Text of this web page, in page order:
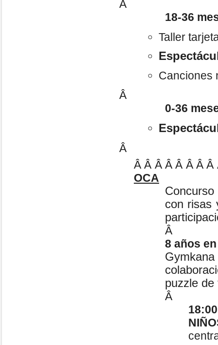
Â
18-36
Taller
Canciones
Â
0-36
Â
Â Â Â Â Â Â Â
OCA
con risas
Â
8 años
puzzle de
Â